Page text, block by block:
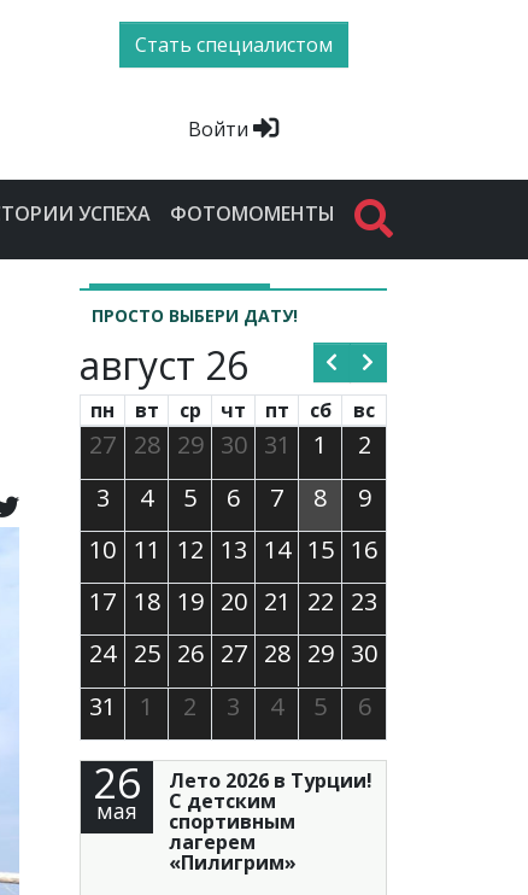
Стать специалистом
Войти
УСПЕХА ФОТОМОМЕНТЫ
ПРОСТО ВЫБЕРИ ДАТУ!
август 26
пн вт ср чт пт сб вс
27 28 29 30 31 1
2
3
4 5 6 7 8
9
10 11 12 13 14 15 16
17 18 19 20 21 22 23
24 25 26 27 28 29 30
31
1 2 3 4 5 6
26
мая
Лето 2026 в Турции!
С детским
спортивным
лагерем
«Пилигрим»